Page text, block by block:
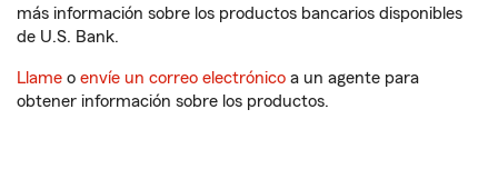
más información sobre los productos bancarios disponibles
de U.S. Bank.
Llame o envíe un correo electrónico a un agente para
obtener información sobre los productos.